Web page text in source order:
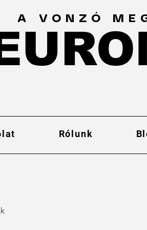
A VONZÓ
Rólunk